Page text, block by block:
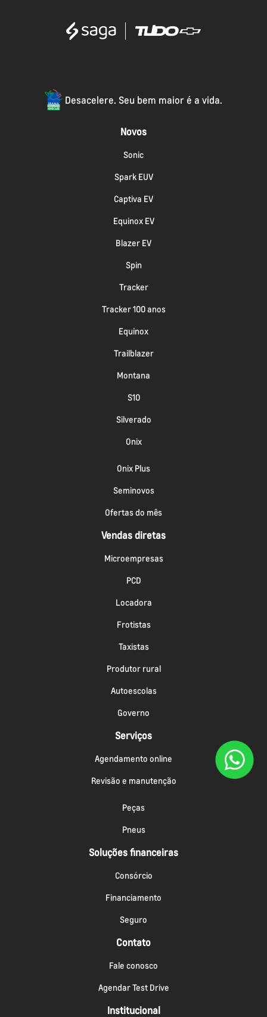
Desacelere. Seu bem maior é a vida.
Novos
Sonic
Spark EUV
Captiva EV
Equinox EV
Blazer EV
Spin
Tracker
Tracker 100 anos
Equinox
Trailblazer
Montana
S10
Silverado
Onix
Onix Plus
Seminovos
Ofertas do mês
Vendas diretas
Microempresas
PCD
Locadora
Frotistas
Taxistas
Produtor rural
Autoescolas
Governo
Serviços
Agendamento online
Revisão e manutenção
Peças
Pneus
Soluções financeiras
Consórcio
Financiamento
Seguro
Contato
Fale conosco
Agendar Test Drive
Institucional